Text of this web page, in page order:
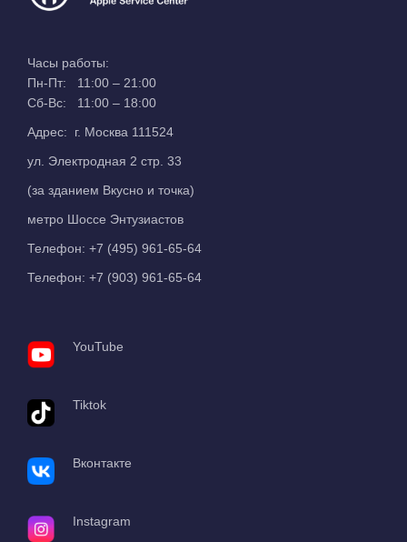
Часы работы:
Пн-Пт: 11:00 – 21:00
Сб-Вс: 11:00 – 18:00
Адрес: г. Москва 111524
ул. Электродная 2 стр. 33
(за зданием Вкусно и точка)
метро Шоссе Энтузиастов
Телефон: +7 (495) 961-65-64
Телефон: +7 (903) 961-65-64
YouTube
Tiktok
Вконтакте
Instagram